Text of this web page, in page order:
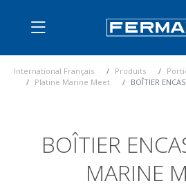
International Français Produits
Platine Marine Meet
BOÎTIER
BOÎTIER
MARINE